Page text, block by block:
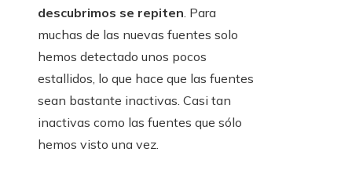
descubrimos se repiten. Para
muchas de las nuevas fuentes solo
hemos detectado unos pocos
estallidos, lo que hace que las fuentes
sean bastante inactivas. Casi tan
inactivas como las fuentes que sólo
hemos visto una vez.